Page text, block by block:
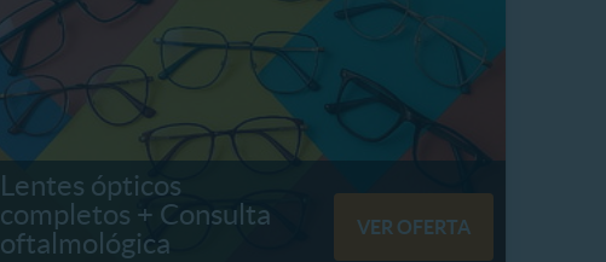
Lentes ópticos
completos + Consulta
oftalmológica
VER OFERTA